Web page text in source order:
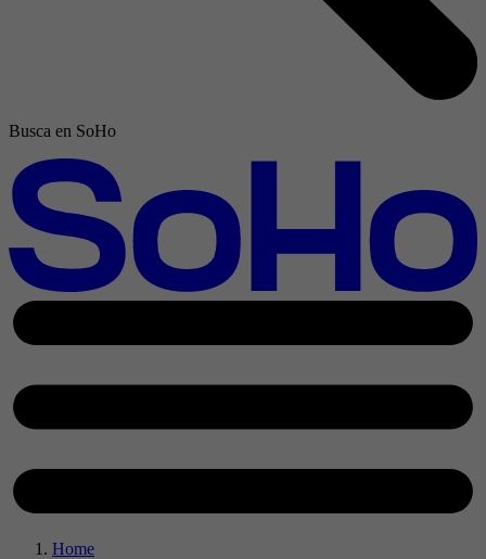
Busca en SoHo
Home